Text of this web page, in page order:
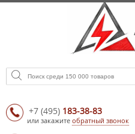
+7 (495) 183-38-83
или закажите обратный звонок